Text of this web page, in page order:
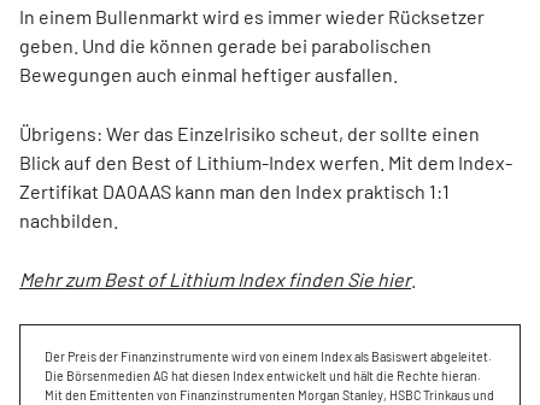
In einem Bullenmarkt wird es immer wieder Rücksetzer
geben. Und die können gerade bei parabolischen
Bewegungen auch einmal heftiger ausfallen.
Übrigens: Wer das Einzelrisiko scheut, der sollte einen
Blick auf den Best of Lithium-Index werfen. Mit dem Index-
Zertifikat DA0AAS kann man den Index praktisch 1:1
nachbilden.
Mehr zum Best of Lithium Index finden Sie hier.
Der Preis der Finanzinstrumente wird von einem Index als Basiswert abgeleitet.
Die Börsenmedien AG hat diesen Index entwickelt und hält die Rechte hieran.
Mit den Emittenten von Finanzinstrumenten Morgan Stanley, HSBC Trinkaus und